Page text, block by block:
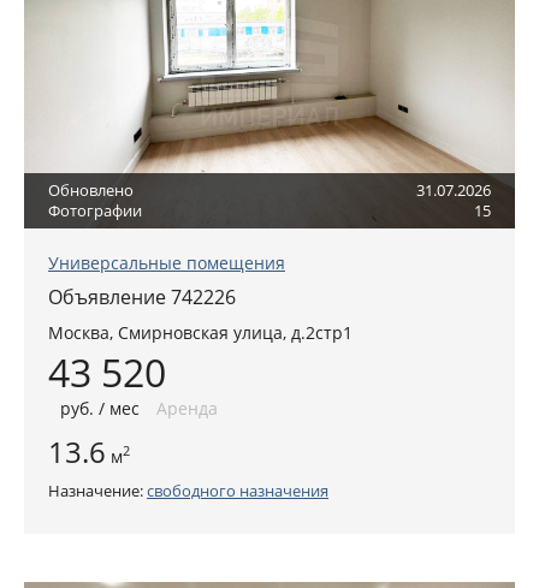
Обновлено
31.07.2026
Фотографии
15
Универсальные помещения
Объявление 742226
Москва, Смирновская улица, д.2стр1
43 520
руб. / мес Аренда
13.6 м2
Назначение:свободного назначения